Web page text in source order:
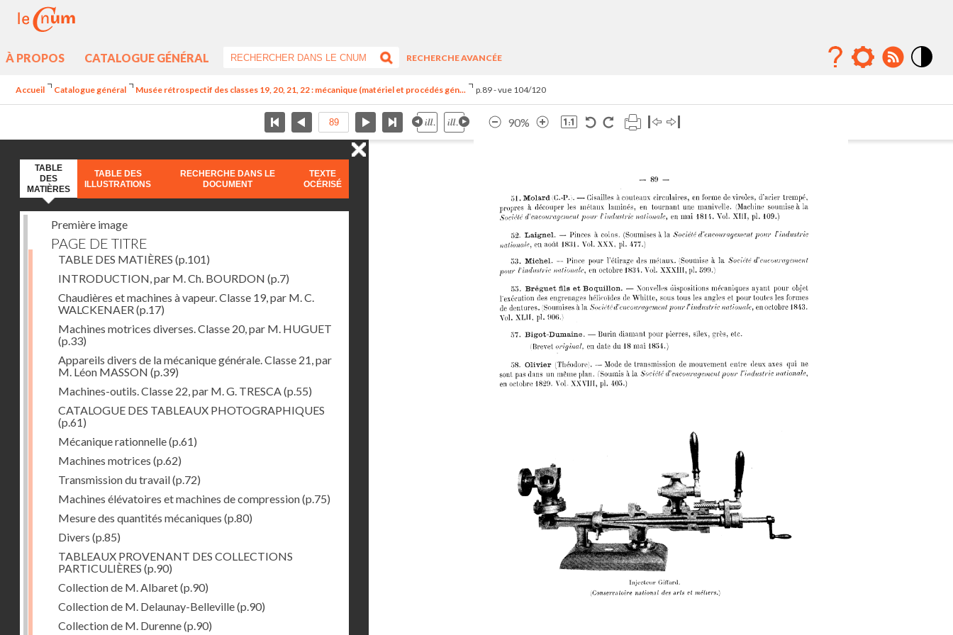
À PROPOS CATALOGUE GÉNÉRAL
RECHERCHE AVANCÉE
Accueil Catalogue général Musée rétrospectif des classes 19, 20, 21, 22 : mécanique (matériel et procédés gén... p.89 - vue 104/120
90%
TABLE
DES
MATIÈRES
TABLE DES
ILLUSTRATIONS
RECHERCHE DANS LE
DOCUMENT
TEXTE
OCÉRISÉ
Première image
PAGE DE TITRE
TABLE DES MATIÈRES (p.101)
INTRODUCTION, par M. Ch. BOURDON (p.7)
Chaudières et machines à vapeur. Classe 19, par M. C.
WALCKENAER(p.17)
Machines motrices diverses. Classe 20, par M. HUGUET
(p.33)
Appareils divers de la mécanique générale. Classe 21, par
M. Léon MASSON (p.39)
Machines-outils. Classe 22, par M. G. TRESCA(p.55)
CATALOGUE DES TABLEAUX PHOTOGRAPHIQUES
(p.61)
Mécanique rationnelle(p.61)
Machines motrices (p.62)
Transmission du travail(p.72)
Machines élévatoires et machines de compression(p.75)
Mesure des quantités mécaniques (p.80)
Divers (p.85)
TABLEAUX PROVENANT DES COLLECTIONS
PARTICULIÈRES (p.90)
Collection de M. Albaret(p.90)
Collection de M. Delaunay-Belleville(p.90)
Collection de M. Durenne(p.90)